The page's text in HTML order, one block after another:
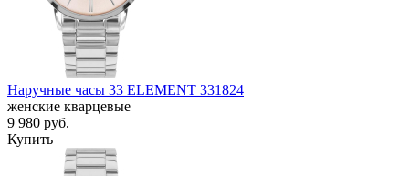
Наручные часы 33 ELEMENT 331824
женские кварцевые
9 980 руб.
Купить